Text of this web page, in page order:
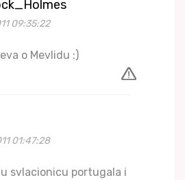
09:35:22
o Mevlidu :)
01:47:28
svlacionicu portugala i